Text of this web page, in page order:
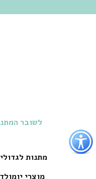
כפתור
לפתיחת
תפריט
נגישות
לשובר
מתנות
מוצרי